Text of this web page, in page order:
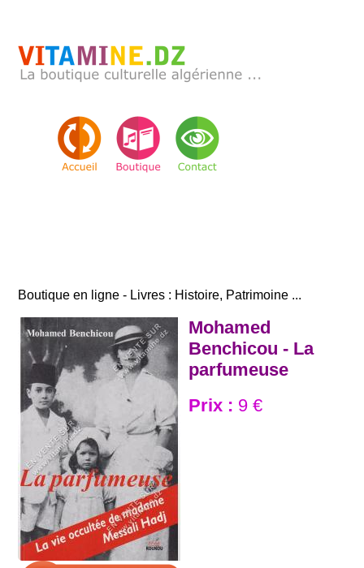
Boutique en ligne - Livres : Histoire, Patrimoine ...
Mohamed
Benchicou - La
parfumeuse
Prix : 9 €